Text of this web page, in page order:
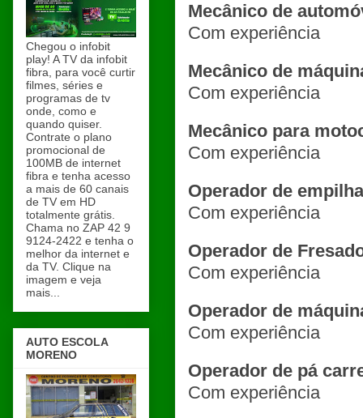
Mecânico de
Com experiência
Mecânico de
Com experiência
Mecânico para
Com experiência
Operador de
Com experiência
Operador de
Com experiência
Operador de
Com experiência
Operador de pá
Com experiência
Chegou o infobit
play! A TV da infobit
fibra, para você curtir
filmes, séries e
programas de tv
onde, como e
quando quiser.
Contrate o plano
promocional de
100MB de internet
fibra e tenha acesso
a mais de 60 canais
de TV em HD
totalmente grátis.
Chama no ZAP 42 9
9124-2422 e tenha o
melhor da internet e
da TV. Clique na
imagem e veja
mais...
AUTO ESCOLA
MORENO